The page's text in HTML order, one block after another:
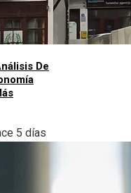
De
5 días